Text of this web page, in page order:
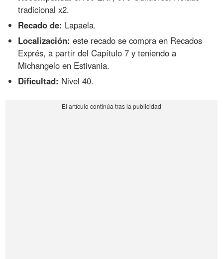
tradicional x2.
Recado de: Lapaela.
Localización: este recado se compra en Recados
Exprés, a partir del Capítulo 7 y teniendo a
Michangelo en Estivania.
Dificultad: Nivel 40.